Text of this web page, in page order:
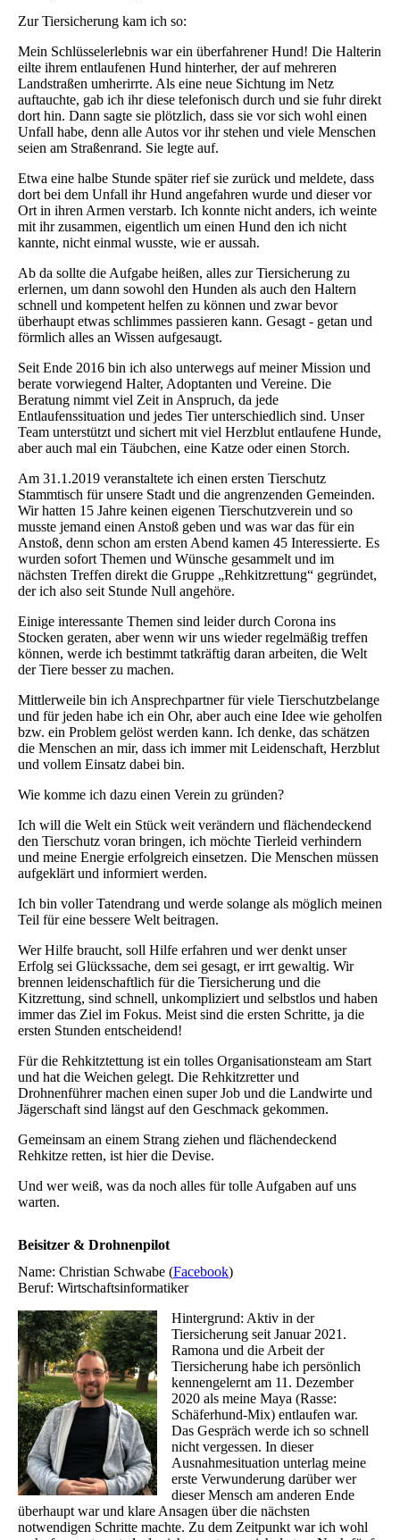
Zur Tiersicherung kam ich so:
Mein Schlüsselerlebnis war ein überfahrener Hund! Die Halterin
eilte ihrem entlaufenen Hund hinterher, der auf mehreren
Landstraßen umherirrte. Als eine neue Sichtung im Netz
auftauchte, gab ich ihr diese telefonisch durch und sie fuhr direkt
dort hin. Dann sagte sie plötzlich, dass sie vor sich wohl einen
Unfall habe, denn alle Autos vor ihr stehen und viele Menschen
seien am Straßenrand. Sie legte auf.
Etwa eine halbe Stunde später rief sie zurück und meldete, dass
dort bei dem Unfall ihr Hund angefahren wurde und dieser vor
Ort in ihren Armen verstarb. Ich konnte nicht anders, ich weinte
mit ihr zusammen, eigentlich um einen Hund den ich nicht
kannte, nicht einmal wusste, wie er aussah.
Ab da sollte die Aufgabe heißen, alles zur Tiersicherung zu
erlernen, um dann sowohl den Hunden als auch den Haltern
schnell und kompetent helfen zu können und zwar bevor
überhaupt etwas schlimmes passieren kann. Gesagt - getan und
förmlich alles an Wissen aufgesaugt.
Seit Ende 2016 bin ich also unterwegs auf meiner Mission und
berate vorwiegend Halter, Adoptanten und Vereine. Die
Beratung nimmt viel Zeit in Anspruch, da jede
Entlaufenssituation und jedes Tier unterschiedlich sind. Unser
Team unterstützt und sichert mit viel Herzblut entlaufene Hunde,
aber auch mal ein Täubchen, eine Katze oder einen Storch.
Am 31.1.2019 veranstaltete ich einen ersten Tierschutz
Stammtisch für unsere Stadt und die angrenzenden Gemeinden.
Wir hatten 15 Jahre keinen eigenen Tierschutzverein und so
musste jemand einen Anstoß geben und was war das für ein
Anstoß, denn schon am ersten Abend kamen 45 Interessierte. Es
wurden sofort Themen und Wünsche gesammelt und im
nächsten Treffen direkt die Gruppe „Rehkitzrettung“ gegründet,
der ich also seit Stunde Null angehöre.
Einige interessante Themen sind leider durch Corona ins
Stocken geraten, aber wenn wir uns wieder regelmäßig treffen
können, werde ich bestimmt tatkräftig daran arbeiten, die Welt
der Tiere besser zu machen.
Mittlerweile bin ich Ansprechpartner für viele Tierschutzbelange
und für jeden habe ich ein Ohr, aber auch eine Idee wie geholfen
bzw. ein Problem gelöst werden kann. Ich denke, das schätzen
die Menschen an mir, dass ich immer mit Leidenschaft, Herzblut
und vollem Einsatz dabei bin.
Wie komme ich dazu einen Verein zu gründen?
Ich will die Welt ein Stück weit verändern und flächendeckend
den Tierschutz voran bringen, ich möchte Tierleid verhindern
und meine Energie erfolgreich einsetzen. Die Menschen müssen
aufgeklärt und informiert werden.
Ich bin voller Tatendrang und werde solange als möglich meinen
Teil für eine bessere Welt beitragen.
Wer Hilfe braucht, soll Hilfe erfahren und wer denkt unser
Erfolg sei Glückssache, dem sei gesagt, er irrt gewaltig. Wir
brennen leidenschaftlich für die Tiersicherung und die
Kitzrettung, sind schnell, unkompliziert und selbstlos und haben
immer das Ziel im Fokus. Meist sind die ersten Schritte, ja die
ersten Stunden entscheidend!
Für die Rehkitztettung ist ein tolles Organisationsteam am Start
und hat die Weichen gelegt. Die Rehkitzretter und
Drohnenführer machen einen super Job und die Landwirte und
Jägerschaft sind längst auf den Geschmack gekommen.
Gemeinsam an einem Strang ziehen und flächendeckend
Rehkitze retten, ist hier die Devise.
Und wer weiß, was da noch alles für tolle Aufgaben auf uns
warten.
Beisitzer & Drohnenpilot
Name: Christian Schwabe (Facebook)
Beruf: Wirtschaftsinformatiker
Hintergrund: Aktiv in der
Tiersicherung seit Januar 2021.
Ramona und die Arbeit der
Tiersicherung habe ich persönlich
kennengelernt am 11. Dezember
2020 als meine Maya (Rasse:
Schäferhund-Mix) entlaufen war.
Das Gespräch werde ich so schnell
nicht vergessen. In dieser
Ausnahmesituation unterlag meine
erste Verwunderung darüber wer
dieser Mensch am anderen Ende
überhaupt war und klare Ansagen über die nächsten
notwendigen Schritte machte. Zu dem Zeitpunkt war ich wohl